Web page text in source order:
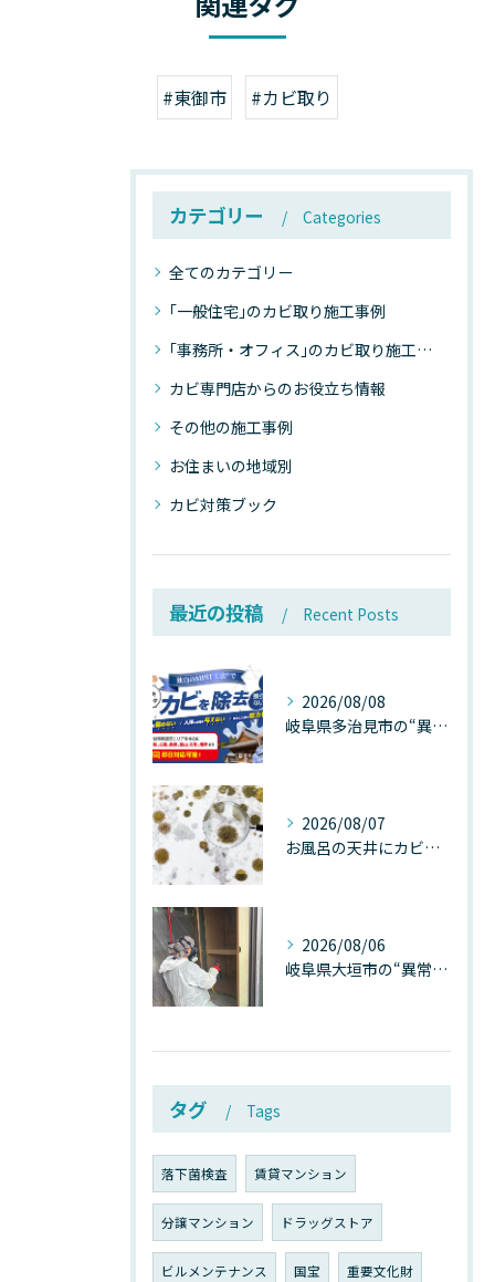
#東御市 #カビ取り
カテゴリー Categories
全てのカテゴリー
｢一般住宅｣のカビ取り施工事例
｢事務所・オフィス｣のカビ取り施工事例
カビ専門店からのお役立ち情報
その他の施工事例
お住まいの地域別
カビ対策ブック
最近の投稿 Recent Posts
2026/08/08
岐阜県多治見市の“異常な高温”が建物内部を破壊する──深層カビが急増する危険な温度差の正体
2026/08/07
お風呂の天井にカビが生えたら要注意！2026年8月の猛暑・高湿度で急増する浴室カビの原因と正しい対策
2026/08/06
岐阜県大垣市の“異常に高い気温”が建物内部を腐らせる──深層カビが爆発的に増える本当の理由
タグ Tags
落下菌検査 賃貸マンション
分譲マンション ドラッグストア
ビルメンテナンス 国宝 重要文化財